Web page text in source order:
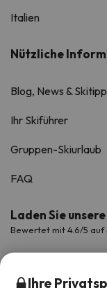
Italien
Nützliche
Blog, News &
Ihr Skiführer
Gruppen-Skiurlaub
FAQ
Laden Sie
Bewertet mit 4.6/5 auf
Ihre